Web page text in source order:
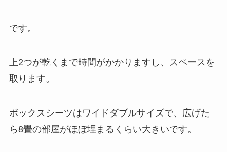
です。
上2つが乾くまで時間がかかりますし、スペースを
取ります。
ボックスシーツはワイドダブルサイズで、広げた
ら8畳の部屋がほぼ埋まるくらい大きいです。